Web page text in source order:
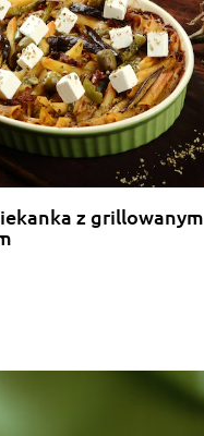
z grillowanym